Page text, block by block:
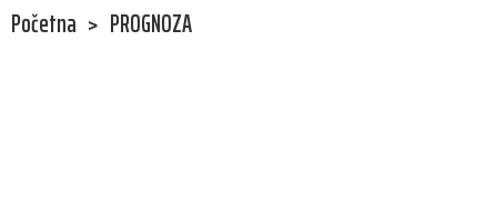
Početna > PROGNOZA